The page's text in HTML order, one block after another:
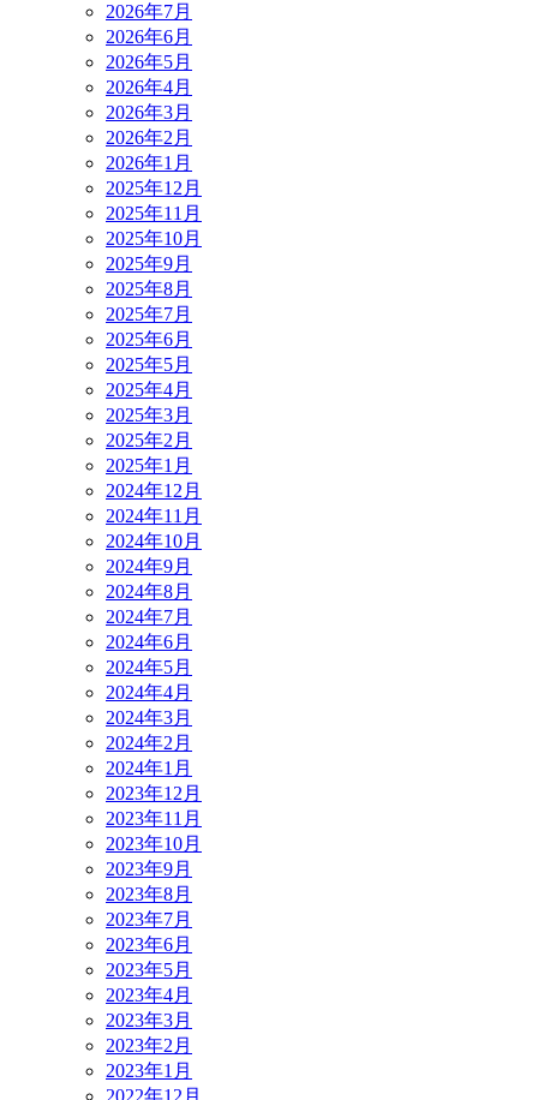
2026年7月
2026年6月
2026年5月
2026年4月
2026年3月
2026年2月
2026年1月
2025年12月
2025年11月
2025年10月
2025年9月
2025年8月
2025年7月
2025年6月
2025年5月
2025年4月
2025年3月
2025年2月
2025年1月
2024年12月
2024年11月
2024年10月
2024年9月
2024年8月
2024年7月
2024年6月
2024年5月
2024年4月
2024年3月
2024年2月
2024年1月
2023年12月
2023年11月
2023年10月
2023年9月
2023年8月
2023年7月
2023年6月
2023年5月
2023年4月
2023年3月
2023年2月
2023年1月